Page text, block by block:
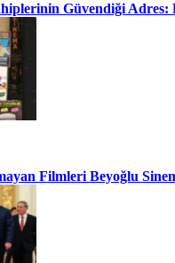
Güvendiği Adres:
Filmleri Beyoğlu